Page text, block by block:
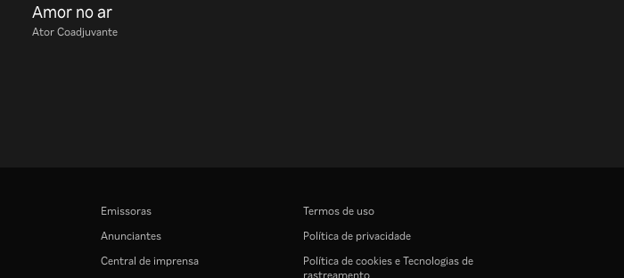
Amor no ar
Ator Coadjuvante
Emissoras
Anunciantes
Central de imprensa
Termos de uso
Política de privacidade
Política de cookies e Tecnologias de
rastreamento